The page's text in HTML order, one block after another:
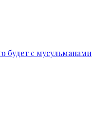
будет с мусульманами